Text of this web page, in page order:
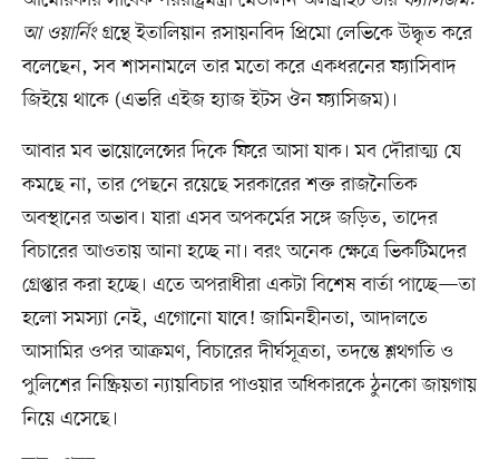
আ ওয়ার্নিংগ্রন্থে ইতালিয়ান রসায়নবিদ প্রিমো লেভিকে উদ্ধৃত করে
বলেছেন, সব শাসনামলে তার মতো করে একধরনের ফ্যাসিবাদ
জিইয়ে থাকে (এভরি এইজ হ্যাজ ইটস ঔন ফ্যাসিজম)।
আবার মব ভায়োলেন্সের দিকে ফিরে আসা যাক। মব দৌরাত্ম্য যে
কমছে না, তার পেছনে রয়েছে সরকারের শক্ত রাজনৈতিক
অবস্থানের অভাব। যারা এসব অপকর্মের সঙ্গে জড়িত, তাদের
বিচারের আওতায় আনা হচ্ছে না। বরং অনেক ক্ষেত্রে ভিকটিমদের
গ্রেপ্তার করা হচ্ছে। এতে অপরাধীরা একটা বিশেষ বার্তা পাচ্ছে—তা
হলো সমস্যা নেই, এগোনো যাবে! জামিনহীনতা, আদালতে
আসামির ওপর আক্রমণ, বিচারের দীর্ঘসূত্রতা, তদন্তে শ্লথগতি ও
পুলিশের নিষ্ক্রিয়তা ন্যায়বিচার পাওয়ার অধিকারকে ঠুনকো জায়গায়
নিয়ে এসেছে।